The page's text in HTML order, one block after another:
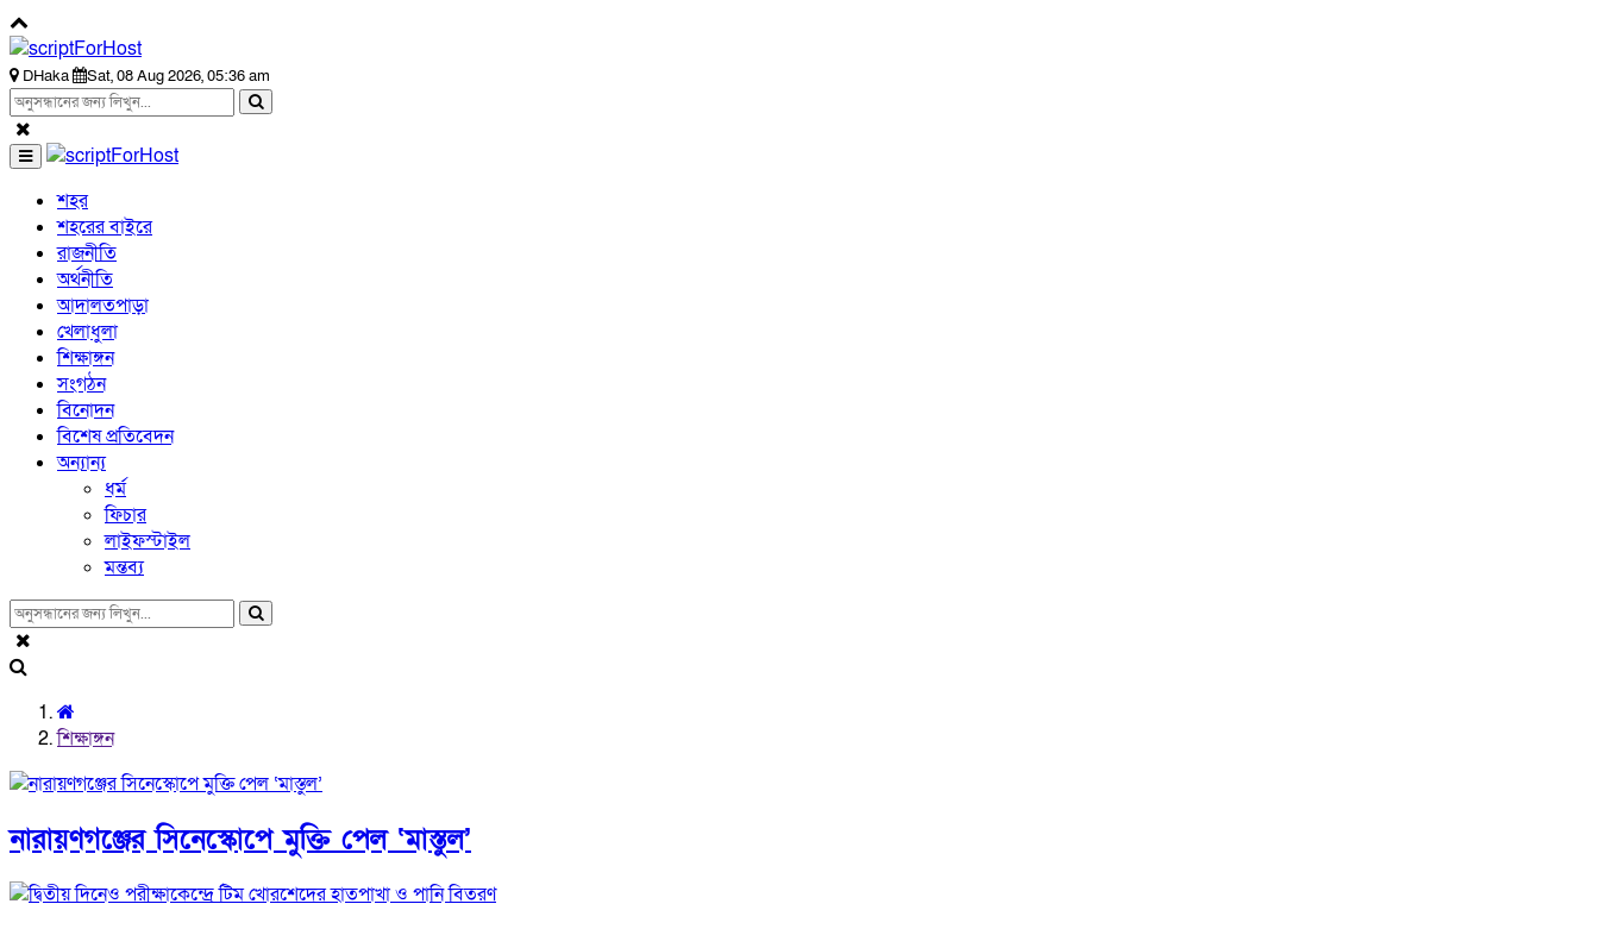
DHaka Sat, 08 Aug 2026, 05:36 am
শহর
শহরের বাইরে
রাজনীতি
অর্থনীতি
আদালতপাড়া
খেলাধুলা
শিক্ষাঙ্গন
সংগঠন
বিনোদন
বিশেষ প্রতিবেদন
অন্যান্য
ধর্ম
ফিচার
লাইফস্টাইল
মন্তব্য
শিক্ষাঙ্গন
নারায়ণগঞ্জের সিনেস্কোপে মুক্তি পেল ‘মাস্তুল’